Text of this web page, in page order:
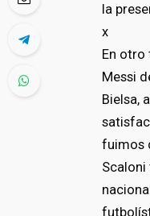
la
x
En otro
Messi
Bielsa,
fuimos